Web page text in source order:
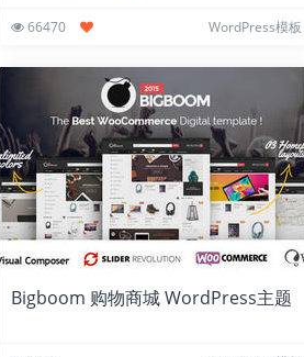
66470 WordPress模板
Bigboom 购物商城 WordPress主题